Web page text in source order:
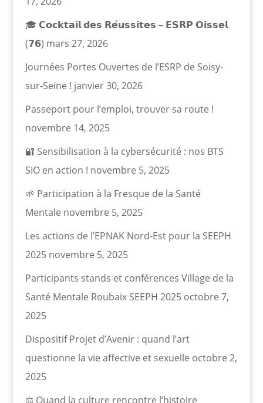
🎓 𝗖𝗼𝗰𝗸𝘁𝗮𝗶𝗹 𝗱𝗲𝘀 𝗥𝗲́𝘂𝘀𝘀𝗶𝘁𝗲𝘀 – 𝗘𝗦𝗥𝗣 𝗢𝗶𝘀𝘀𝗲𝗹
(𝟳𝟲) mars 27, 2026
Journées Portes Ouvertes de l’ESRP de Soisy-
sur-Seine ! janvier 30, 2026
Passeport pour l’emploi, trouver sa route !
novembre 14, 2025
🔐 Sensibilisation à la cybersécurité : nos BTS
SIO en action ! novembre 5, 2025
🌱 Participation à la Fresque de la Santé
Mentale novembre 5, 2025
Les actions de l’EPNAK Nord-Est pour la SEEPH
2025 novembre 5, 2025
Participants stands et conférences Village de la
Santé Mentale Roubaix SEEPH 2025 octobre 7,
2025
Dispositif Projet d’Avenir : quand l’art
questionne la vie affective et sexuelle octobre 2,
2025
⚖️ Quand la culture rencontre l’histoire